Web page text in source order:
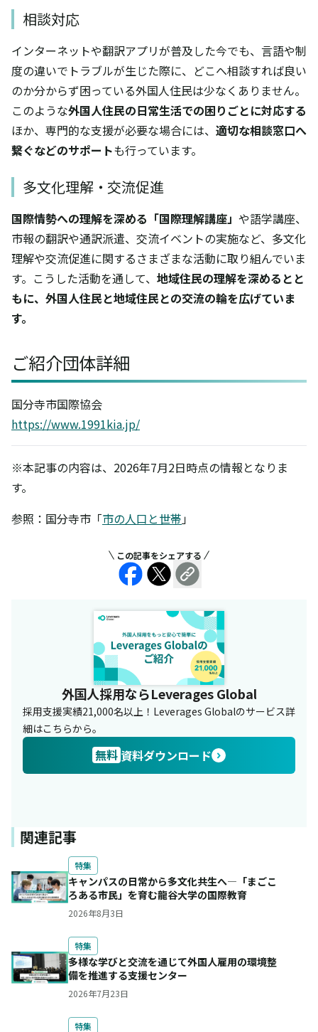
相談対応
インターネットや翻訳アプリが普及した今でも、言語や制
度の違いでトラブルが生じた際に、どこへ相談すれば良い
のか分からず困っている外国人住民は少なくありません。
このような外国人住民の日常生活での困りごとに対応する
ほか、専門的な支援が必要な場合には、 適切な相談窓口へ
繋ぐなどのサポートも行っています。
多文化理解・交流促進
国際情勢への理解を深める「国際理解講座」 や語学講座、
市報の翻訳や通訳派遣、交流イベントの実施など、多文化
理解や交流促進に関するさまざまな活動に取り組んでいま
す。こうした活動を通して、 地域住民の理解を深めるとと
もに、外国人住民と地域住民との交流の輪を広げていま
す。
ご紹介団体詳細
国分寺市国際協会
https://www.1991kia.jp/
※本記事の内容は、2026年7月2日時点の情報となりま
す。
参照：国分寺市「市の人口と世帯」
この記事をシェアする
外国人採用ならLeverages Global
採用支援実績21,000名以上！Leverages Globalのサービス詳
細はこちらから。
無料 資料ダウンロード
関連記事
特集
キャンパスの日常から多文化共生へ―「まごこ
ろある市民」を育む龍谷大学の国際教育
2026年8月3日
特集
多様な学びと交流を通じて外国人雇用の環境整
備を推進する支援センター
2026年7月23日
特集